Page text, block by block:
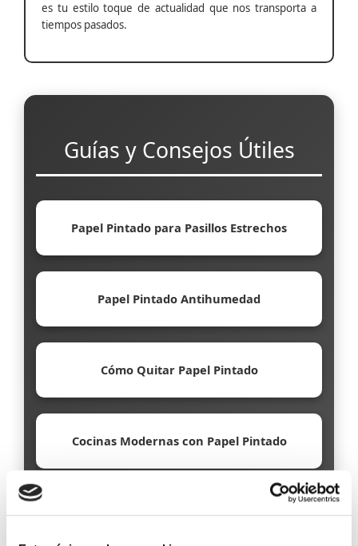
es tu estilo toque de actualidad que nos transporta a
tiempos pasados.
Guías y Consejos Útiles
Papel Pintado para Pasillos Estrechos
Papel Pintado Antihumedad
Cómo Quitar Papel Pintado
Cocinas Modernas con Papel Pintado
Papel Pintado Ecológico